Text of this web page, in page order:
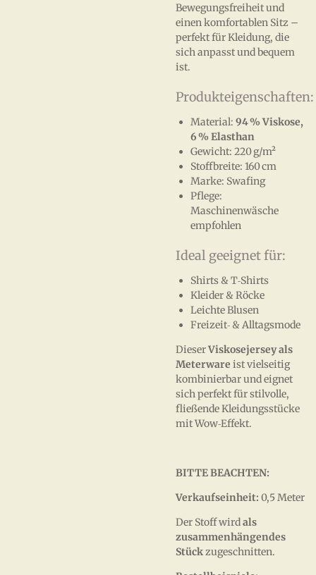
Bewegungsfreiheit und
einen komfortablen Sitz –
perfekt für Kleidung, die
sich anpasst und bequem
ist.
Produkteigenschaften:
Material: 94 % Viskose,
6 % Elasthan
Gewicht: 220 g/m²
Stoffbreite: 160 cm
Marke: Swafing
Pflege:
Maschinenwäsche
empfohlen
Ideal geeignet für:
Shirts & T‑Shirts
Kleider & Röcke
Leichte Blusen
Freizeit‑ & Alltagsmode
DieserViskosejersey als
Meterware ist vielseitig
kombinierbar und eignet
sich perfekt für stilvolle,
fließende Kleidungsstücke
mit Wow‑Effekt.
BITTE BEACHTEN:
Verkaufseinheit: 0,5 Meter
Der Stoff wirdals
zusammenhängendes
Stückzugeschnitten.